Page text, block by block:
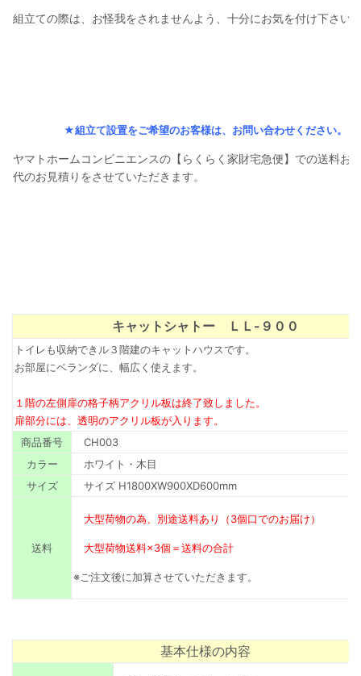
組立ての際は、お怪我をされませんよう、十分にお気を付け下さい
★組立て設置をご希望のお客様は、お問い合わせください。
ヤマトホームコンビニエンスの【らくらく家財宅急便】での送料お
代のお見積りをさせていただきます。
キャットシャトー ＬＬ-９００
トイレも収納できル３階建のキャットハウスです。
お部屋にベランダに、幅広く使えます。
１階の左側扉の格子柄アクリル板は終了致しました。
扉部分には、透明のアクリル板が入ります。
商品番号
CH003
カラー
ホワイト・木目
サイズ
サイズ H1800XW900XD600mm
送料
大型荷物の為、別途送料あり（3個口でのお届け）
大型荷物送料×3個＝送料の合計
※ご注文後に加算させていただきます。
基本仕様の内容